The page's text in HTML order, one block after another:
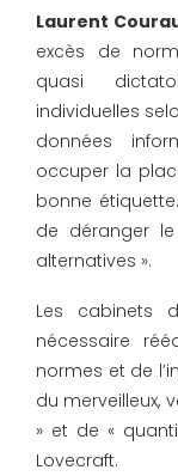
Laurent
excès de
quasi
individuelles
données
occuper la
bonne
de déranger le
alternatives ».
Les cabinets
nécessaire
normes et de
du merveilleux,
» et de «
Lovecraft.